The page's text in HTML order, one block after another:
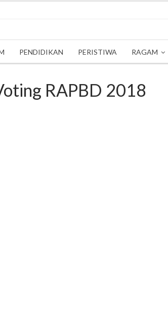
PENDIDIKAN PERISTIWA RAGAM
RAPBD 2018